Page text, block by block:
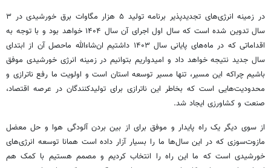
در زمینه انرژی‌های تجدیدپذیر
برنامه تولید ۵ هزار مگاوات برق خورشیدی در ۳
سال تدوین شده است که سال اول اجرای آن سال ۱۴۰۴ خواهد بود و با توجه به
اقداماتی که در ماه‌های پایانی سال ۱۴۰۳ داشتیم ان‌شاءالله ماحصل آن از ابتدای
سال جدید نتیجه خواهد داد و امیدواریم بتوانیم در زمینه انرژی خورشیدی موفق
باشیم چراکه این مسیر، تنها مسیر توسعه استان است و اولویت ما رفع ناترازی و
محدودیت‌هایی است که بخاطر این ناترازی برای تولیدکنندگان در عرصه اقتصاد،
صنعت و کشاورزی ایجاد شد.
از سوی دیگر یک راه پایدار و موفق برای از بین بردن آلودگی هوا و حل معضل
مازوت‌سوزی که در این سال‌ها ما را بسیار آزار داده است همانا توسعه انرژی‌های
خورشیدی است که ما این راه را انتخاب کردیم و مصمم هستیم با کمک هم